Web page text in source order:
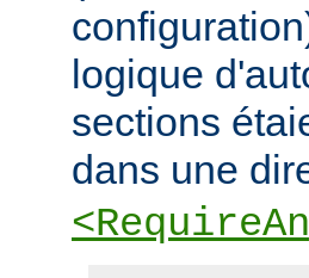
logique
sections
dans une